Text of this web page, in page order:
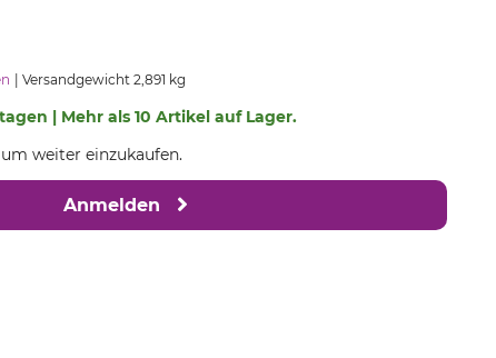
Versandgewicht 2,891 kg
| Mehr als 10 Artikel auf Lager.
weiter einzukaufen.
Anmelden